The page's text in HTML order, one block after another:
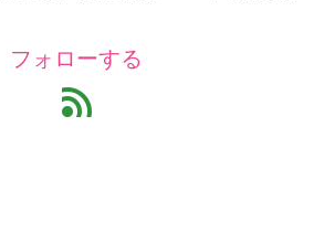
フォローする
feed